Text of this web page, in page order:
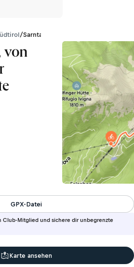
/Sarntaler Alpen
von
Club-Mitglied und sichere dir unbegrenzte
GPX-Datei
Karte ansehen